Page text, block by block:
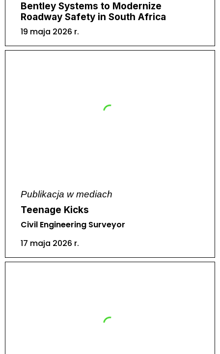
Bentley Systems to Modernize
Roadway Safety in South Africa
19 maja 2026 r.
Publikacja w mediach
Teenage Kicks
Civil Engineering Surveyor
17 maja 2026 r.